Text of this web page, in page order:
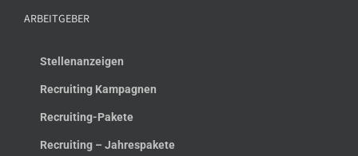
ARBEITGEBER
Stellenanzeigen
Recruiting Kampagnen
Recruiting-Pakete
Recruiting – Jahrespakete